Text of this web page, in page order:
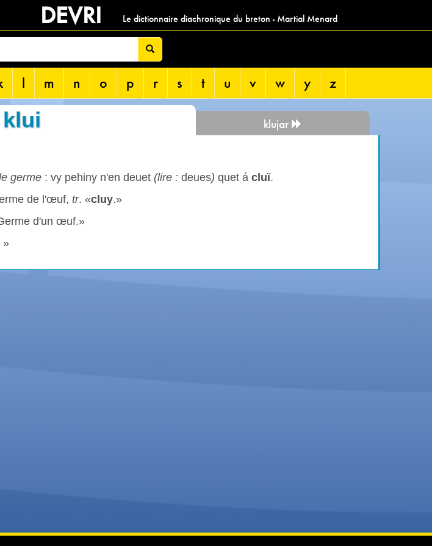
DEVRI Le dictionnaire diachronique du breton - Martial Menard
l m n o p r s t u v w y z
klui klujar
germe : vy pehiny n'en deuet (lire : deues) quet á cluï.
de l'œuf, tr. «cluy.»
d'un œuf.»
»